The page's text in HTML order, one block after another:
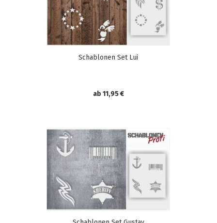
Schablonen Set Lui
ab 11,95 €